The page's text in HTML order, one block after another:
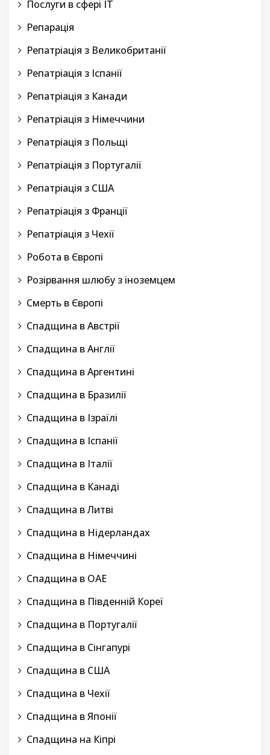
Послуги в сфері IT
Репарація
Репатріація з Великобританії
Репатріація з Іспанії
Репатріація з Канади
Репатріація з Німеччини
Репатріація з Польщі
Репатріація з Португалії
Репатріація з США
Репатріація з Франції
Репатріація з Чехії
Робота в Європі
Розірвання шлюбу з іноземцем
Смерть в Європі
Спадщина в Австрії
Спадщина в Англії
Спадщина в Аргентині
Спадщина в Бразилії
Спадщина в Ізраїлі
Спадщина в Іспанії
Спадщина в Італії
Спадщина в Канаді
Спадщина в Литві
Спадщина в Нідерландах
Спадщина в Німеччині
Спадщина в ОАЕ
Спадщина в Південній Кореї
Спадщина в Португалії
Спадщина в Сінгапурі
Спадщина в США
Спадщина в Чехії
Спадщина в Японії
Спадщина на Кіпрі